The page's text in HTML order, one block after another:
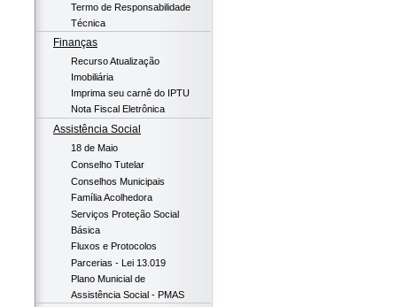
Termo de Responsabilidade
Técnica
Finanças
Recurso Atualização
Imobiliária
Imprima seu carnê do IPTU
Nota Fiscal Eletrônica
Assistência Social
18 de Maio
Conselho Tutelar
Conselhos Municipais
Família Acolhedora
Serviços Proteção Social
Básica
Fluxos e Protocolos
Parcerias - Lei 13.019
Plano Municial de
Assistência Social - PMAS